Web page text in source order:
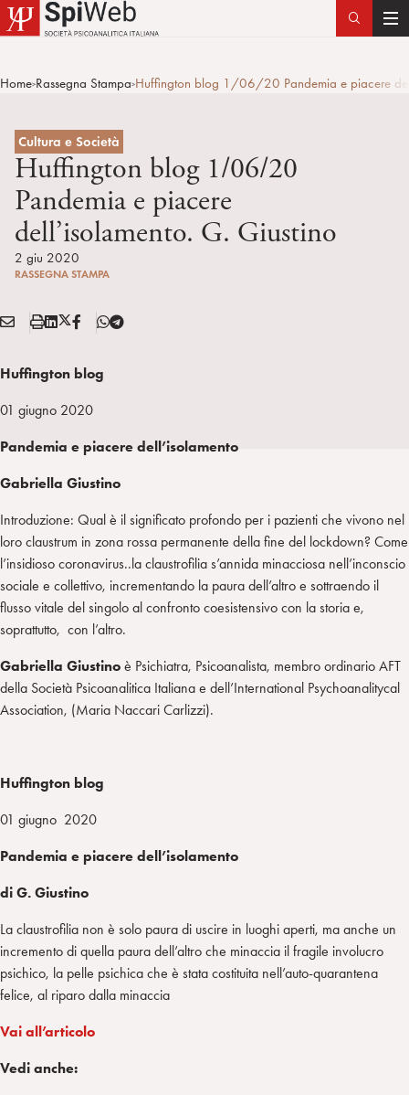
T
g
Home>Rassegna Stampa>Huffington blog 1/06/20 Pandemia e piacere
Cultura e Società
Huffington blog 1/06/20
Pandemia e piacere
dell’isolamento. G. Giustino
2 giu 2020
RASSEGNA STAMPA
Condividi:
E
A
L
S
a
p
L
k
e
i
n
X
t
F
T
a
Huffington blog
01 giugno 2020
Pandemia e piacere dell’isolamento
Gabriella Giustino
Introduzione: Qual è il significato profondo per i pazienti che vivono nel
loro claustrum in zona rossa permanente della fine del lockdown? Come
l’insidioso coronavirus..la claustrofilia s’annida minacciosa nell’inconscio
sociale e collettivo, incrementando la paura dell’altro e sottraendo il
flusso vitale del singolo al confronto coesistensivo con la storia e,
soprattutto, con l’altro.
Gabriella Giustino è Psichiatra, Psicoanalista, membro ordinario AFT
della Società Psicoanalitica Italiana e dell’International Psychoanalitycal
Association, (Maria Naccari Carlizzi).
Huffington blog
01 giugno 2020
Pandemia e piacere dell’isolamento
di G. Giustino
La claustrofilia non è solo paura di uscire in luoghi aperti, ma anche un
incremento di quella paura dell’altro che minaccia il fragile involucro
psichico, la pelle psichica che è stata costituita nell’auto-quarantena
felice, al riparo dalla minaccia
Vai all’articolo
Vedi anche: